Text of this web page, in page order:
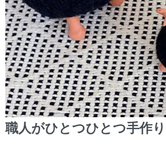
職人がひとつひとつ手作り